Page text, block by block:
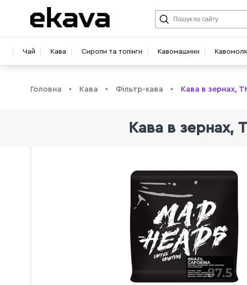
Чай Кава Сиропи та топінги Кавомашини
Головна Кава Фільтр-кава Кава в зернах,
Кава в зернах,